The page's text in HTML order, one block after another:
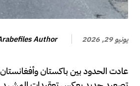
يونيو 29, 2026 Author
عادت الحدود بين باكستان وأفغانستان